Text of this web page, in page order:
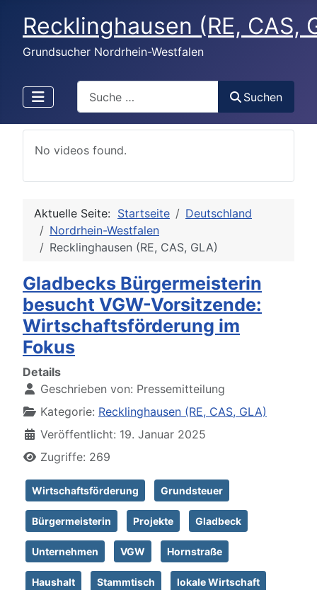
Recklinghausen (RE, CAS,
Grundsucher Nordrhein-Westfalen
Suchen
No videos found.
Aktuelle Seite: Startseite
Deutschland
Nordrhein-Westfalen
Recklinghausen (RE, CAS, GLA)
Gladbecks Bürgermeisterin
besucht VGW-Vorsitzende:
Wirtschaftsförderung im
Fokus
Details
Geschrieben von: Pressemitteilung
Kategorie: Recklinghausen (RE, CAS, GLA)
Veröffentlicht: 19. Januar 2025
Zugriffe: 269
Wirtschaftsförderung Grundsteuer
Bürgermeisterin Projekte Gladbeck
Unternehmen VGW Hornstraße
Haushalt Stammtisch lokale Wirtschaft